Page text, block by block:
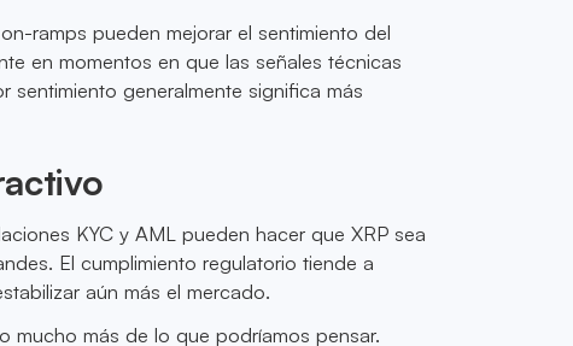
ramps pueden mejorar el sentimiento del
en momentos en que las señales técnicas
sentimiento generalmente significa más
KYC y AML pueden hacer que XRP sea
El cumplimiento regulatorio tiende a
aún más el mercado.
mucho más de lo que podríamos pensar.